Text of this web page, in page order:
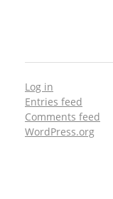
Log in
Entries feed
Comments feed
WordPress.org